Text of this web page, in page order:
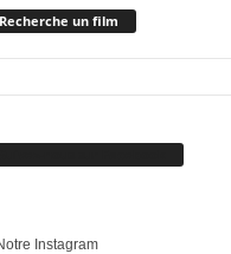
Recherche un film
Instagram